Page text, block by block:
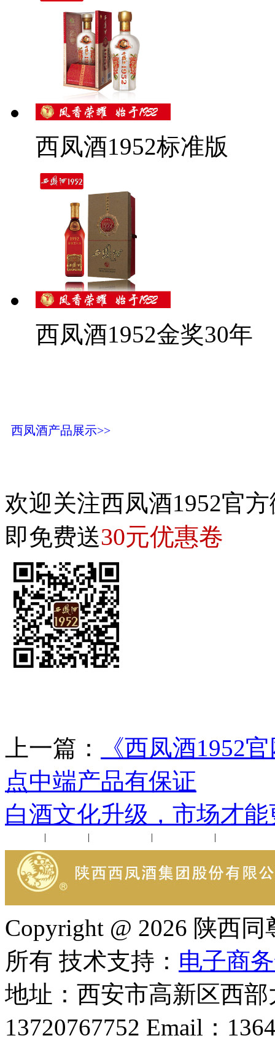
西凤酒1952标准版
西凤酒1952金奖30年
西凤酒产品展示>>
欢迎关注西凤酒1952官
即免费送30元优惠卷
上一篇：
《西凤酒1952
点中端产品有保证
白酒文化升级，市场才
| | | |
Copyright @ 2026 陕西
所有 技术支持： 电子商
地址：西安市高新区西
13720767752 Email：